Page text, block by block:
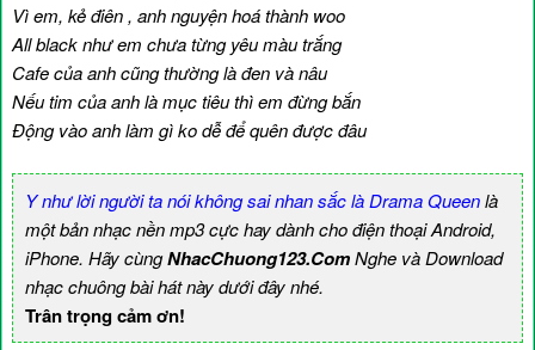
Vì em, kẻ điên , anh nguyện hoá thành woo
All black như em chưa từng yêu màu trắng
Cafe của anh cũng thường là đen và nâu
Nếu tim của anh là mục tiêu thì em đừng bắn
Động vào anh làm gì ko dễ để quên được đâu
Y như lời người ta nói không sai nhan sắc là Drama Queenlà
một bản nhạc nền mp3 cực hay dành cho điện thoại Android,
iPhone. Hãy cùngNhacChuong123.ComNghe và Download
nhạc chuông bài hát này dưới đây nhé.
Trân trọng cảm ơn!